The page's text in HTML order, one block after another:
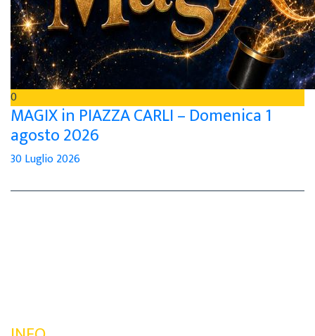
0
MAGIX in PIAZZA CARLI – Domenica 1
agosto 2026
30 Luglio 2026